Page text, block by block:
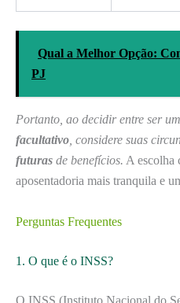
Qual a Melhor Opção:
PJ
Portanto, ao decidir entre ser um
facultativo , considere suas
futuras de benefícios. A escolha
aposentadoria mais tranquila e
Perguntas Frequentes
1. O que é o INSS?
O INSS (Instituto Nacional do